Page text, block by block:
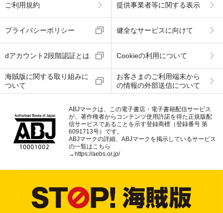
ご利用規約 提供事業者等に関する表示
プライバシーポリシー 健全なサービスに向けて
dアカウント2段階認証とは Cookieの利用について
海賊版に関する取り組みに
ついて
お客さまのご利用端末から
の情報の外部送信について
ABJマークは、この電子書店・電子書籍配信サービス
が、著作権者からコンテンツ使用許諾を得た正規版配
信サービスであることを示す登録商標（登録番号 第
6091713号）です。
ABJマークの詳細、ABJマークを掲示しているサービス
の一覧はこちら
→https://aebs.or.jp/